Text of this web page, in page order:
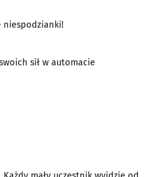
niespodzianki!
sił w automacie